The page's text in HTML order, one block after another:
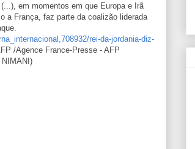
em momentos em que Europa e Irã
a França, faz parte da coalizão liderada
rei-da-jordania-diz-
/Agence France-Presse - AFP